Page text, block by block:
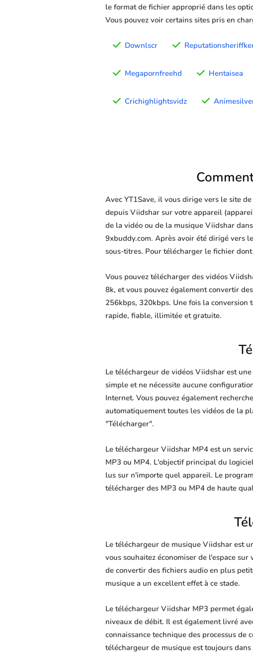
le format de fichier approprié dans les
Vous pouvez voir certains sites pris en
Downlscr
Megapornfreehd Hentaisea
Crichighlightsvidz
Avec YT1Save, il vous dirige vers le site
depuis Viidshar sur votre appareil
de la vidéo ou de la musique Viidshar
9xbuddy.com. Après avoir été dirigé vers
sous-titres. Pour télécharger le fichier
Vous pouvez télécharger des vidéos
8k, et vous pouvez également convertir
256kbps, 320kbps. Une fois la conversion
rapide, fiable, illimitée et gratuite.
Le téléchargeur de vidéos Viidshar est
simple et ne nécessite aucune
Internet. Vous pouvez également
automatiquement toutes les vidéos de la
"Télécharger".
Le téléchargeur Viidshar MP4 est un
MP3 ou MP4. L'objectif principal du
lus sur n'importe quel appareil. Le
télécharger des MP3 ou MP4 de haute
Le téléchargeur de musique Viidshar est
vous souhaitez économiser de l'espace
de convertir des fichiers audio en plus
musique a un excellent effet à ce stade.
Le téléchargeur Viidshar MP3 permet
niveaux de débit. Il est également livré
connaissance technique des processus
téléchargeur de musique est toujours